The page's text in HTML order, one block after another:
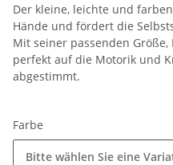
Der kleine, leichte und
Hände und fördert die
Mit seiner passenden
perfekt auf die Motorik und
abgestimmt.
Farbe
Bitte wählen Sie eine